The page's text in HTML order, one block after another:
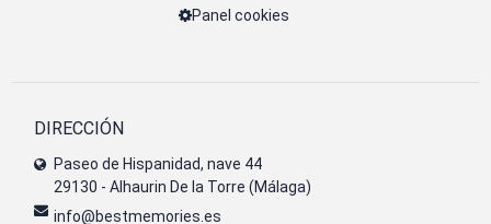
Panel cookies
DIRECCIÓN
Paseo de Hispanidad, nave 44
29130 - Alhaurin De la Torre (Málaga)
info@bestmemories.es